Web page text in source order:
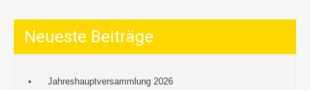
Neueste Beiträge
Jahreshauptversammlung 2026